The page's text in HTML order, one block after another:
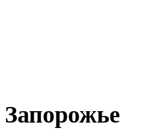
Запорожье